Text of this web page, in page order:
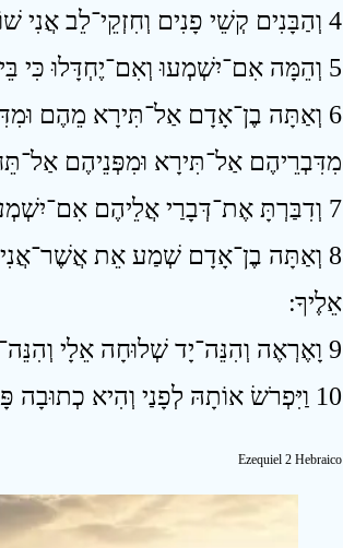
4 וְהַבָּנִים קְשֵׁי פָנִים וְחִזְקֵי־לֵב אֲנִי שׁוֹלֵחַ אוֹתְךָ אֲלֵיהֶם וְאָמַרְתָּ אֲלֵיהֶם כֹּה אָמַר אֲדֹנָי יְהֹוִה ׃
5 וְהֵמָּה אִם־יִשְׁמְעוּ וְאִם־יֶחְדָּלוּ כִּי בֵּית מְרִי הֵמָּה וְיָדְעוּ כִּי נָבִיא הָיָה בְתוֹכָם׃
6 וְאַתָּה בֶן־אָדָם אַל־תִּירָא מֵהֶם
מִדִּבְרֵיהֶם אַל־תִּירָא וּמִפְּנֵיהֶם
7 וְדִבַּרְתָּ אֶת־דְּבָרַי אֲלֵיהֶם אִם־יִשְׁמְעוּ וְאִם־יֶחְדָּלוּ כִּי מְרִי הֵמָּה ׃
8 וְאַתָּה בֶן־אָדָם שְׁמַע אֵת
אֵלֶיךָ ׃
9 וָאֶרְאֶה וְהִנֵּה־יָד שְׁלוּחָה אֵלָי וְהִנֵּה־בוֹ מְגִלַּת־סֵפֶר ׃
10 וַיִּפְרֹשׂ אוֹתָהּ לְפָנַי וְהִיא כְתוּבָה פָּנִים וְאָחוֹר וְכָתוּב אֵלֶיהָ קִנִים וָהֶגֶה וָהִי׃
Ezequiel 2 Hebraico